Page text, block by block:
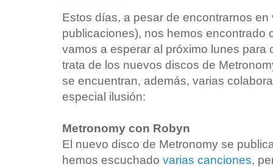
Estos días, a pesar de encontrarnos
publicaciones), nos hemos encontrado
vamos a esperar al próximo lunes para
trata de los nuevos discos de
se encuentran, además, varias
especial ilusión:
Metronomy con Robyn
El nuevo disco de Metronomy se
hemos escuchado varias canciones,